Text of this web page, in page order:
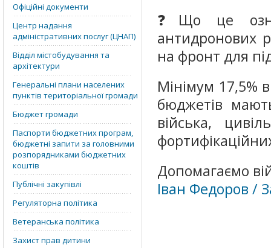
Офіційні документи
Центр надання
адміністративних послуг (ЦНАП)
Відділ містобудування та
архітектури
Генеральні плани населених
пунктів територіальної громади
Бюджет громади
Паспорти бюджетних програм,
бюджетні запити за головними
розпорядниками бюджетних
коштів
Публічні закупівлі
Регуляторна політика
Ветеранська політика
Захист прав дитини
❓Що це
антидронових
на фронт для
Мінімум 17,5%
бюджетів
війська,
Допомагаємо
Іван Федоров /